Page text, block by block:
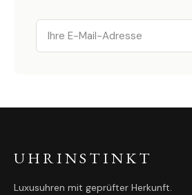
Email
UHRINSTINKT
Luxusuhren mit geprüfter Herkunft.